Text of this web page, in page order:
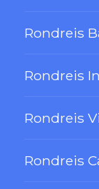
Rondreis
Rondreis
Rondreis
Rondreis